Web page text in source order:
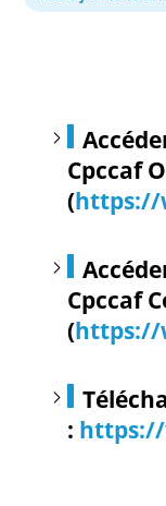
Cpccaf
(https://
Cpccaf
(https://
: https://